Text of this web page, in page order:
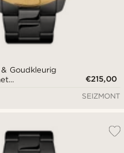
Goudkleurig
€215,00
SEIZMONT